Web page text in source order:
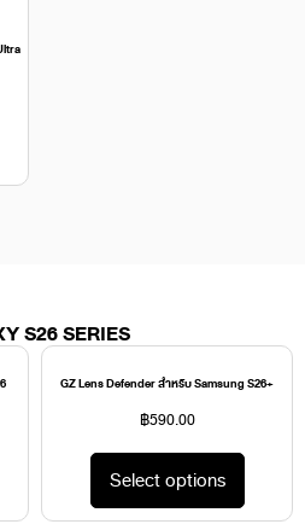
S26 SERIES
GZ Lens Defender สำหรับ Samsung S26+
฿590.00
Select options